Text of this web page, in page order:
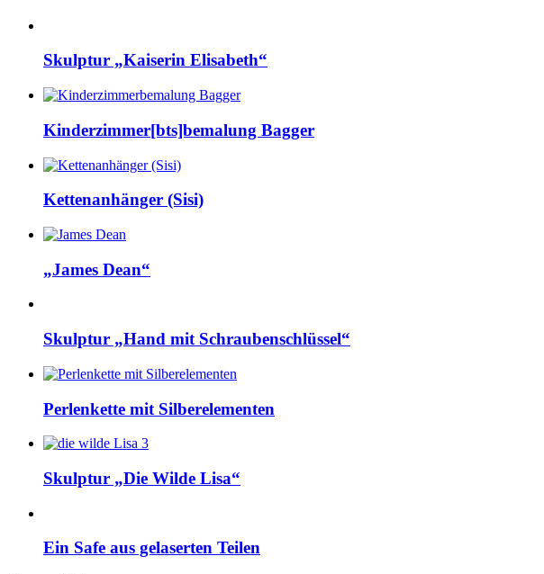
Skulptur „Kaiserin Elisabeth“
Kinderzimmer[bts]bemalung Bagger
Kettenanhänger (Sisi)
„James Dean“
Skulptur „Hand mit Schraubenschlüssel“
Perlenkette mit Silberelementen
Skulptur „Die Wilde Lisa“
Ein Safe aus gelaserten Teilen